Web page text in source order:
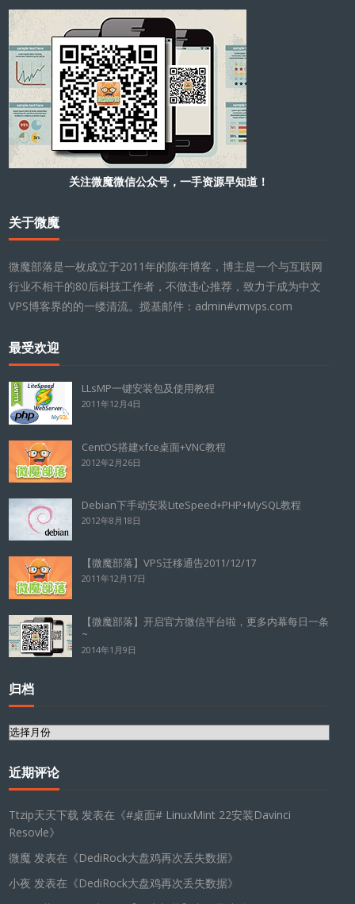
关注微魔微信公众号，一手资源早知道！
关于微魔
微魔部落是一枚成立于2011年的陈年博客，博主是一个与互联网
行业不相干的80后科技工作者，不做违心推荐，致力于成为中文
VPS博客界的的一缕清流。搅基邮件：admin#vmvps.com
最受欢迎
LLsMP一键安装包及使用教程
2011年12月4日
CentOS搭建xfce桌面+VNC教程
2012年2月26日
Debian下手动安装LiteSpeed+PHP+MySQL教程
2012年8月18日
【微魔部落】VPS迁移通告2011/12/17
2011年12月17日
【微魔部落】开启官方微信平台啦，更多内幕每日一条
~
2014年1月9日
归档
归
近期评论
Ttzip天天下载 发表在《#桌面# LinuxMint 22安装Davinci
Resovle》
微魔 发表在《DediRock大盘鸡再次丢失数据》
小夜 发表在《DediRock大盘鸡再次丢失数据》